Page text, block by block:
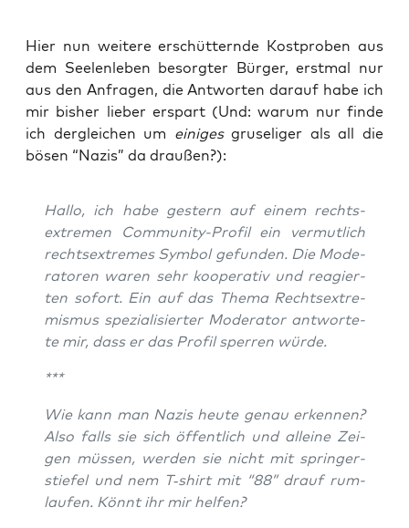
Hier nun wei­te­re erschüt­tern­de Kost­pro­ben aus
dem See­len­le­ben besorg­ter Bür­ger, erst­mal nur
aus den Anfra­gen, die Ant­wor­ten dar­auf habe ich
mir bis­her lie­ber erspart (Und: war­um nur fin­de
ich der­glei­chen um eini­gesgru­se­li­ger als all die
bösen “Nazis” da draußen?):
Hal­lo, ich habe ges­tern auf einem rechts­
extre­men Com­mu­ni­ty-Pro­fil ein ver­mut­lich
rechts­extre­mes Sym­bol gefun­den. Die Mode­
ra­to­ren waren sehr koope­ra­tiv und reagier­
ten sofort. Ein auf das The­ma Rechts­extre­
mis­mus spe­zia­li­sier­ter Mode­ra­tor ant­wor­te­
te mir, dass er das Pro­fil sper­ren würde.
***
Wie kann man Nazis heu­te genau erken­nen?
Also falls sie sich öffent­lich und allei­ne Zei­
gen müs­sen, wer­den sie nicht mit sprin­ger­
stie­fel und nem T‑shirt mit “88” drauf rum­
lau­fen. Könnt ihr mir helfen?